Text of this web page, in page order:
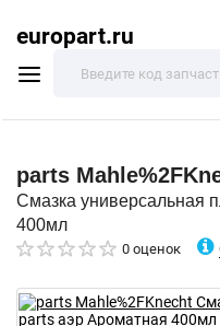
europart.ru
parts
Смазка универсальная
400мл
0 оценок